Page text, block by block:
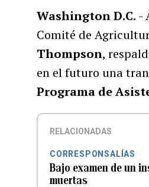
Washington D.C. -
Comité de
Thompson,
en el futuro una
Programa de
RELACIONADAS
CORRESPONSALÍAS
Bajo examen de un
muertas